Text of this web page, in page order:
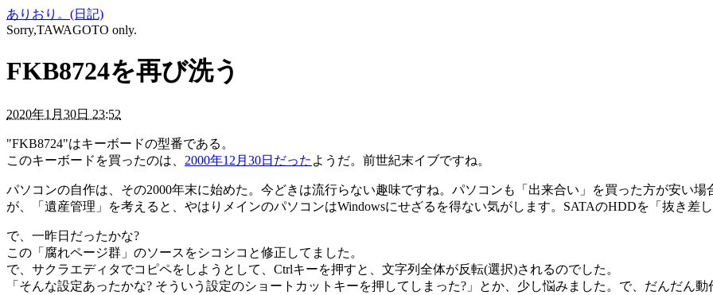
ありおり。(日記)
Sorry,TAWAGOTO only.
FKB8724を再び洗う
2020年1月30日 23:52
"FKB8724"はキーボードの型番である。
このキーボードを買ったのは、 2000年12月30日だった ようだ。前世紀末イブですね。
パソコンの自作は、その2000年末に始めた。今どきは流行らない趣味ですね。パソコンも「出来合い」を買った方が安い場
が、「遺産管理」を考えると、やはりメインのパソコンはWindowsにせざるを得ない気がします。SATAのHDDを「抜き差
で、一昨日だったかな?
この「腐れページ群」のソースをシコシコと修正してました。
で、サクラエディタでコピペをしようとして、Ctrlキーを押すと、文字列全体が反転(選択)されるのでした。
「そんな設定あったかな? そういう設定のショートカットキーを押してしまった?」とか、少し悩みました。で、だんだん動